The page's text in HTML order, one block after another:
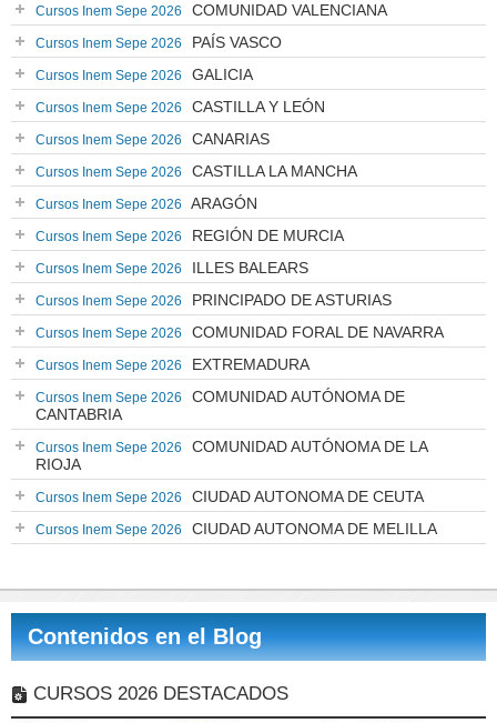
Cursos Inem Sepe 2026 COMUNIDAD VALENCIANA
Cursos Inem Sepe 2026 PAÍS VASCO
Cursos Inem Sepe 2026 GALICIA
Cursos Inem Sepe 2026 CASTILLA Y LEÓN
Cursos Inem Sepe 2026 CANARIAS
Cursos Inem Sepe 2026 CASTILLA LA MANCHA
Cursos Inem Sepe 2026 ARAGÓN
Cursos Inem Sepe 2026 REGIÓN DE MURCIA
Cursos Inem Sepe 2026 ILLES BALEARS
Cursos Inem Sepe 2026 PRINCIPADO DE ASTURIAS
Cursos Inem Sepe 2026 COMUNIDAD FORAL DE NAVARRA
Cursos Inem Sepe 2026 EXTREMADURA
Cursos Inem Sepe 2026
COMUNIDAD AUTÓNOMA DE
CANTABRIA
Cursos Inem Sepe 2026
COMUNIDAD AUTÓNOMA DE LA
RIOJA
Cursos Inem Sepe 2026 CIUDAD AUTONOMA DE CEUTA
Cursos Inem Sepe 2026 CIUDAD AUTONOMA DE MELILLA
Contenidos en el Blog
CURSOS 2026 DESTACADOS